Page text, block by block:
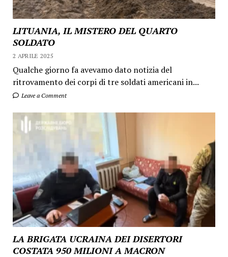
LITUANIA, IL MISTERO DEL QUARTO
SOLDATO
2 APRILE 2025
Qualche giorno fa avevamo dato notizia del
ritrovamento dei corpi di tre soldati americani in...
Leave a Comment
LA BRIGATA UCRAINA DEI DISERTORI
COSTATA 950 MILIONI A MACRON